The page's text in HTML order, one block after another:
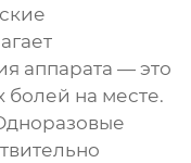
аппарата — это
болей на месте.